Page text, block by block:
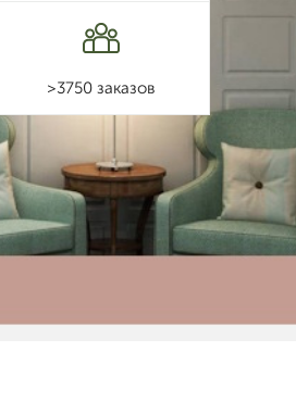
>3750 заказов